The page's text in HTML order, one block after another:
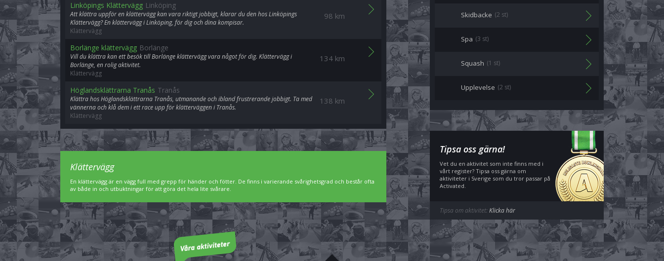
98 km
Linköpings Klättervägg Linköping
Att klättra uppför en klättervägg kan vara riktigt jobbigt, klarar du den hos Linköpings
Klättervägg? En klättervägg i Linköping, för dig och dina kompisar.
Klättervägg
134 km
Borlänge klättervägg Borlänge
Vill du klättra kan ett besök till Borlänge klättervägg vara något för dig. Klättervägg i
Borlänge, en rolig aktivitet.
Klättervägg
138 km
Höglandsklättrarna Tranås Tranås
Klättra hos Höglandsklättrarna Tranås, utmanande och ibland frustrerande jobbigt. Ta med
vännerna och klå dem i ett race upp för klätterväggen i Tranås.
Klättervägg
Skidbacke (2 st)
Spa (3 st)
Squash (1 st)
Upplevelse (2 st)
Tipsa oss gärna!
Vet du en aktivitet som inte finns med i
vårt register? Tipsa oss gärna om
aktiviteter i Sverige som du tror passar på
Activated.
Tipsa om aktivitet:Klicka här
Klättervägg
En klättervägg är en vägg full med grepp för händer och fötter. De finns i varierande svårighetsgrad och består ofta
av både in och utbuktningar för att göra det hela lite svårare.